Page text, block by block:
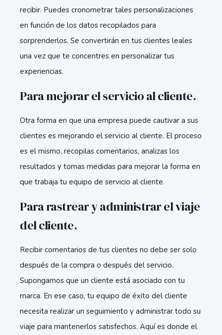
recibir. Puedes cronometrar tales personalizaciones
en función de los datos recopilados para
sorprenderlos. Se convertirán en tus clientes leales
una vez que te concentres en personalizar tus
experiencias.
Para mejorar el servicio al cliente.
Otra forma en que una empresa puede cautivar a sus
clientes es mejorando el servicio al cliente. El proceso
es el mismo, recopilas comentarios, analizas los
resultados y tomas medidas para mejorar la forma en
que trabaja tu equipo de servicio al cliente.
Para rastrear y administrar el viaje
del cliente.
Recibir comentarios de tus clientes no debe ser solo
después de la compra o después del servicio.
Supongamos que un cliente está asociado con tu
marca. En ese caso, tu equipo de éxito del cliente
necesita realizar un seguimiento y administrar todo su
viaje para mantenerlos satisfechos. Aquí es donde el